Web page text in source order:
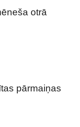
otrā
pārmaiņas